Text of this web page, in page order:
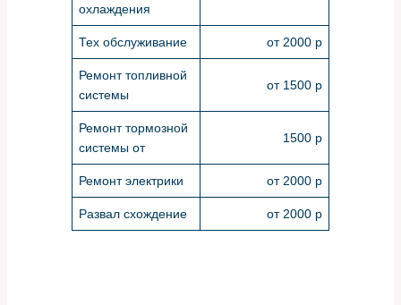
охлаждения
Тех обслуживание от 2000 р
Ремонт топливной
системы
от 1500 р
Ремонт тормозной
системы от
1500 р
Ремонт электрики от 2000 р
Развал схождение от 2000 р